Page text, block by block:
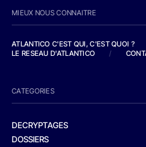
MIEUX NOUS CONNAITRE
ATLANTICO C'EST QUI, C'EST QUOI ?
LE RESEAU D'ATLANTICO
/
CATEGORIES
DECRYPTAGES
DOSSIERS